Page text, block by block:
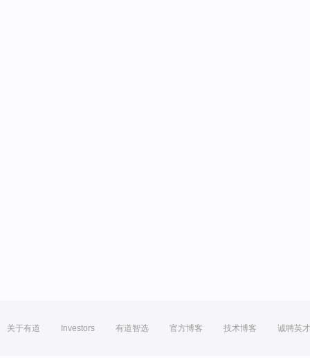
关于有道 Investors 有道智选 官方博客 技术博客 诚聘英才